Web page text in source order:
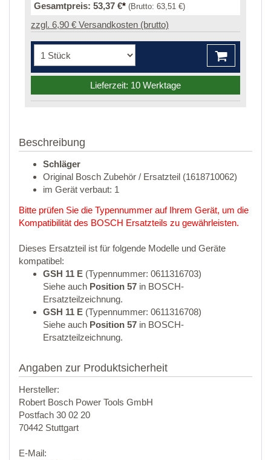
Gesamtpreis: 53,37 €* (Brutto: 63,51 €)
zzgl. 6,90 € Versandkosten (brutto)
Lieferzeit: 10 Werktage
Beschreibung
Schläger
Original Bosch Zubehör / Ersatzteil (1618710062)
im Gerät verbaut: 1
Bitte prüfen Sie die Typennummer auf Ihrem Gerät, um die
Kompatibilität des BOSCH Ersatzteils zu gewährleisten.
Dieses Ersatzteil ist für folgende Modelle und Geräte
kompatibel:
GSH 11 E (Typennummer: 0611316703)
Siehe auch Position 57 in BOSCH-
Ersatzteilzeichnung.
GSH 11 E (Typennummer: 0611316708)
Siehe auch Position 57 in BOSCH-
Ersatzteilzeichnung.
Angaben zur Produktsicherheit
Hersteller:
Robert Bosch Power Tools GmbH
Postfach 30 02 20
70442 Stuttgart
E-Mail: